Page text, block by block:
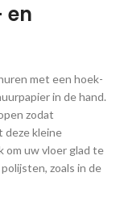
en
met een hoek-
in de hand.
zodat
deze kleine
om uw vloer glad te
zoals in de